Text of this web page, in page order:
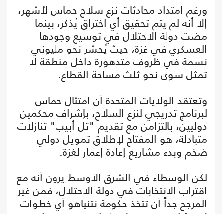
ورغم امتداد محادثات نزع سلاح حماس لأشهر،
إلا أنه لم يتم تحقيق أي اختراق يُذكر، بينما
مضت دولة الاحتلال في توسيع وجودها
العسكري في غزة، حيث يُحشر نحو مليوني
نسمة في ظروف متدهورة داخل منطقة لا
تمثل سوى نحو ثلث مساحة القطاع.
وتعتقد الولايات المتحدة أن امتثال حماس
لبرنامج تدريجي لنزع السلاح، بإشراف محكمين
دوليين، بالتزامن مع تقديم "تل أبيب" تنازلات
متبادلة، هو المفتاح لإطلاق تمويل دولي
ضخم وبدء مشاريع إعادة إعمار لغزة.
لكن الوسطاء في الشرق الأوسط يرون أنه مع
اقتراب الانتخابات في دولة الاحتلال، فمن غير
المرجح جداً أن تتخذ حكومة نتنياهو أي خطوات